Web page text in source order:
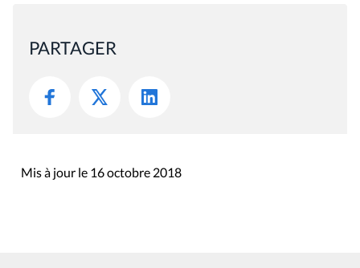
PARTAGER
Mis à jour le 16 octobre 2018